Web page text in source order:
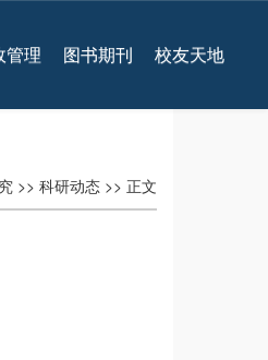
管理 图书期刊 校友天地
>> 科研动态 >> 正文